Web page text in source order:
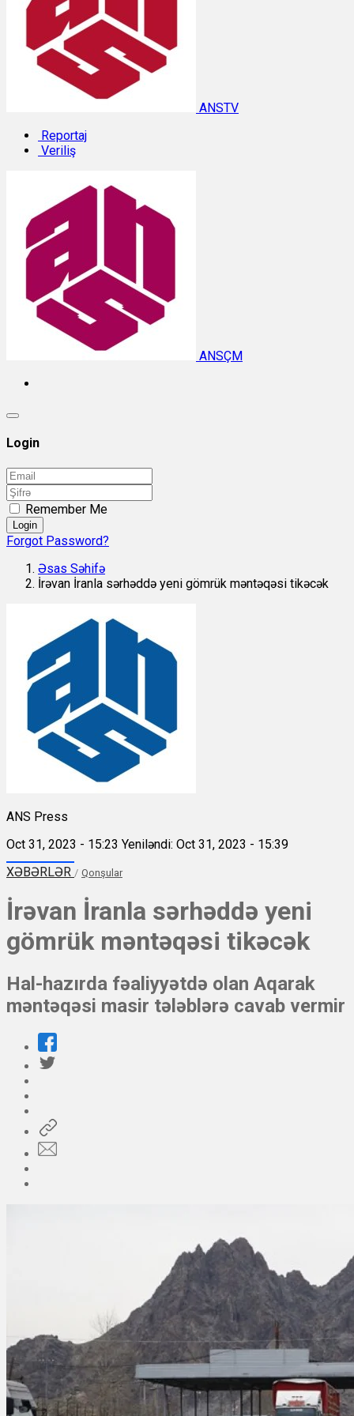
ANSTV
Reportaj
Veriliş
ANSÇM
Login
Remember Me
Login
Forgot Password?
Əsas Səhifə
İrəvan İranla sərhəddə yeni gömrük məntəqəsi tikəcək
ANS Press
Oct 31, 2023 - 15:23 Yeniləndi: Oct 31, 2023 - 15:39
XƏBƏRLƏR / Qonşular
İrəvan İranla sərhəddə yeni
gömrük məntəqəsi tikəcək
Hal-hazırda fəaliyyətdə olan Aqarak
məntəqəsi masir tələblərə cavab vermir